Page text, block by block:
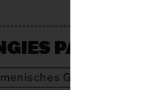
PATISSERIE
Gebäck